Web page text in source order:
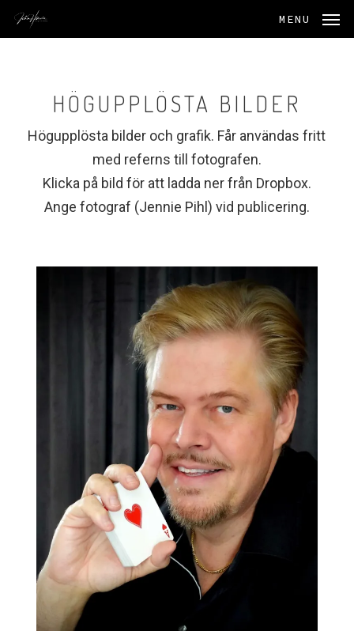
Skip
to
MENU
HÖGUPPLÖSTA BILDER
Högupplösta bilder och grafik. Får användas fritt
med referns till fotografen.
Klicka på bild för att ladda ner från Dropbox.
Ange fotograf (Jennie Pihl) vid publicering.